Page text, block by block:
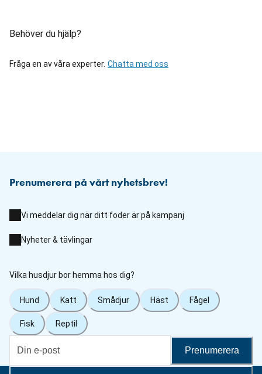
Behöver du hjälp?
Fråga en av våra experter. Chatta med oss
Prenumerera på vårt nyhetsbrev!
Vi meddelar dig när ditt foder är på kampanj
Nyheter & tävlingar
Vilka husdjur bor hemma hos dig?
Hund Katt Smådjur Häst Fågel
Fisk Reptil
Prenumerera